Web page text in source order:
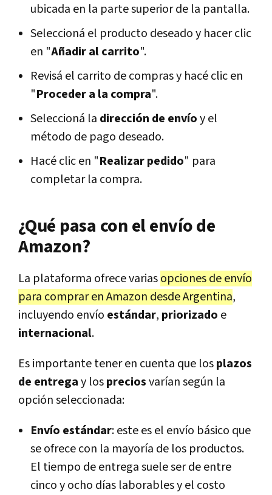
ubicada en la parte superior de la pantalla.
Seleccioná el producto deseado y hacer clic
en "Añadir al carrito".
Revisá el carrito de compras y hacé clic en
"Proceder a la compra".
Seleccioná la dirección de envíoy el
método de pago deseado.
Hacé clic en "Realizar pedido" para
completar la compra.
¿Qué pasa con el envío de
Amazon?
La plataforma ofrece variasopciones de envío
para comprar en Amazon desde Argentina,
incluyendo envío estándar, priorizado e
internacional.
Es importante tener en cuenta que losplazos
de entregay lospreciosvarían según la
opción seleccionada:
Envío estándar: este es el envío básico que
se ofrece con la mayoría de los productos.
El tiempo de entrega suele ser de entre
cinco y ocho días laborables y el costo